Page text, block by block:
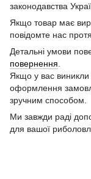
законодавства
Якщо товар має
повідомте нас
Детальні умови
повернення
Якщо у вас
оформлення
зручним способом.
Ми завжди раді
для вашої